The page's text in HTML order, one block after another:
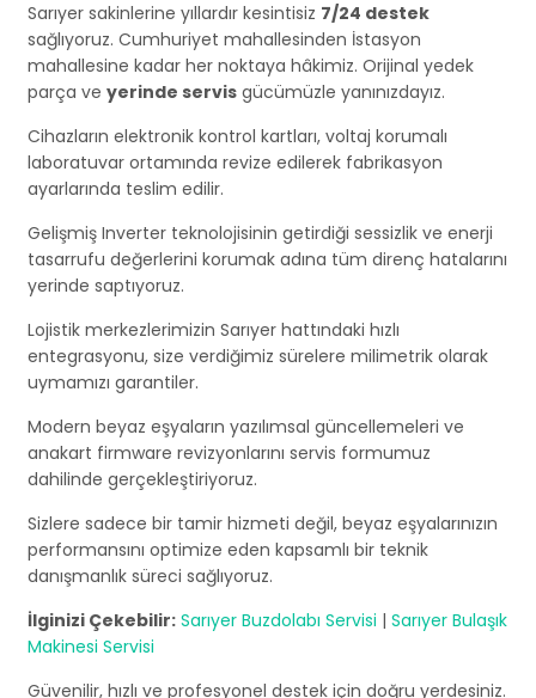
Sarıyer sakinlerine yıllardır kesintisiz 7/24 destek
sağlıyoruz. Cumhuriyet mahallesinden İstasyon
mahallesine kadar her noktaya hâkimiz. Orijinal yedek
parça ve yerinde servis gücümüzle yanınızdayız.
Cihazların elektronik kontrol kartları, voltaj korumalı
laboratuvar ortamında revize edilerek fabrikasyon
ayarlarında teslim edilir.
Gelişmiş Inverter teknolojisinin getirdiği sessizlik ve enerji
tasarrufu değerlerini korumak adına tüm direnç hatalarını
yerinde saptıyoruz.
Lojistik merkezlerimizin Sarıyer hattındaki hızlı
entegrasyonu, size verdiğimiz sürelere milimetrik olarak
uymamızı garantiler.
Modern beyaz eşyaların yazılımsal güncellemeleri ve
anakart firmware revizyonlarını servis formumuz
dahilinde gerçekleştiriyoruz.
Sizlere sadece bir tamir hizmeti değil, beyaz eşyalarınızın
performansını optimize eden kapsamlı bir teknik
danışmanlık süreci sağlıyoruz.
İlginizi Çekebilir: Sarıyer Buzdolabı Servisi | Sarıyer Bulaşık
Makinesi Servisi
Güvenilir, hızlı ve profesyonel destek için doğru yerdesiniz.